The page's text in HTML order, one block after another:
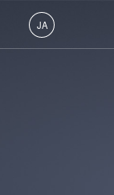
JA
リソグラフィ装置
マスクアライ